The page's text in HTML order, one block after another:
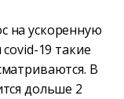
на ускоренную
19 такие
В
дольше 2